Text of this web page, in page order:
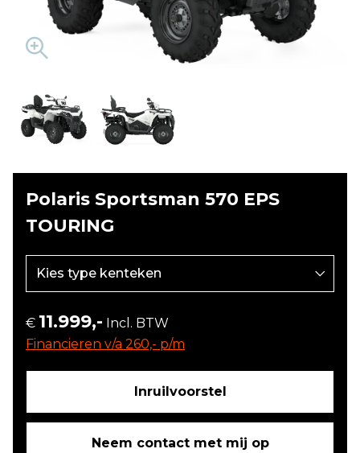
Polaris Sportsman 570 EPS
TOURING
€ 11.999,- Incl. BTW
Financieren v/a 260,- p/m
Inruilvoorstel
Neem contact met mij op